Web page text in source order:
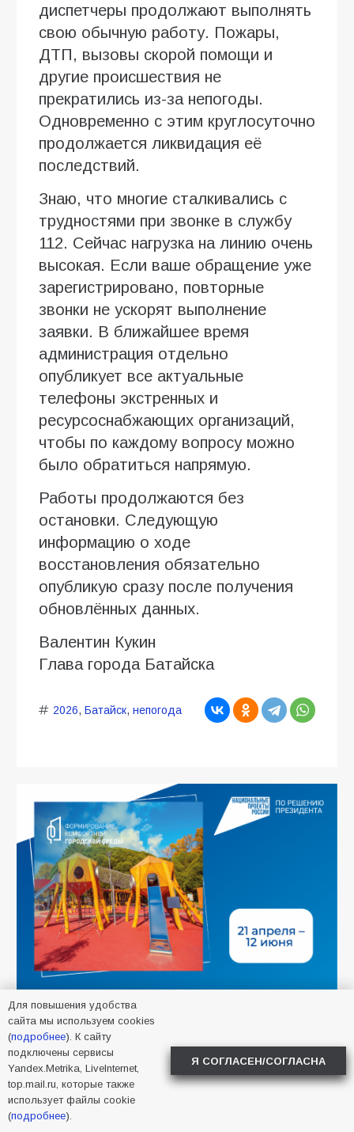
диспетчеры продолжают выполнять
свою обычную работу. Пожары,
ДТП, вызовы скорой помощи и
другие происшествия не
прекратились из-за непогоды.
Одновременно с этим круглосуточно
продолжается ликвидация её
последствий.
Знаю, что многие сталкивались с
трудностями при звонке в службу
112. Сейчас нагрузка на линию очень
высокая. Если ваше обращение уже
зарегистрировано, повторные
звонки не ускорят выполнение
заявки. В ближайшее время
администрация отдельно
опубликует все актуальные
телефоны экстренных и
ресурсоснабжающих организаций,
чтобы по каждому вопросу можно
было обратиться напрямую.
Работы продолжаются без
остановки. Следующую
информацию о ходе
восстановления обязательно
опубликую сразу после получения
обновлённых данных.
Валентин Кукин
Глава города Батайска
2026, Батайск, непогода
САМОЕ ЧИТАЕМОЕ
Для повышения удобства
сайта мы используем cookies
(подробнее). К сайту
подключены сервисы
Yandex.Metrika, LiveInternet,
top.mail.ru, которые также
использует файлы cookie
(подробнее).
Я СОГЛАСЕН/СОГЛАСНА